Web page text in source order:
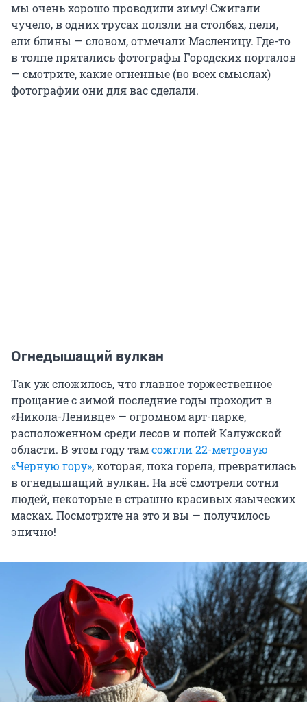
мы очень хорошо проводили зиму! Сжигали
чучело, в одних трусах ползли на столбах, пели,
ели блины — словом, отмечали Масленицу. Где-то
в толпе прятались фотографы Городских порталов
— смотрите, какие огненные (во всех смыслах)
фотографии они для вас сделали.
Огнедышащий вулкан
Так уж сложилось, что главное торжественное
прощание с зимой последние годы проходит в
«Никола-Ленивце» — огромном арт-парке,
расположенном среди лесов и полей Калужской
области. В этом году тамсожгли 22-метровую
«Черную гору», которая, пока горела, превратилась
в огнедышащий вулкан. На всё смотрели сотни
людей, некоторые в страшно красивых языческих
масках. Посмотрите на это и вы — получилось
эпично!